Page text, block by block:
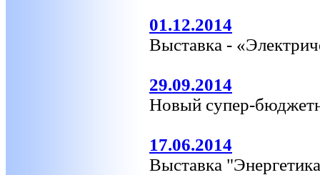
01.12.2014
Выставка -
29.09.2014
Новый супер-
17.06.2014
Выставка